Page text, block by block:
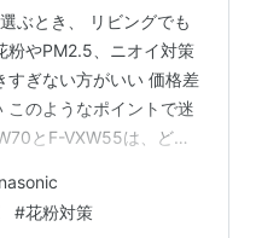
ぶとき、 リビングでも
粉やPM2.5、ニオイ対策
すぎない方がいい 価格差
このようなポイントで迷
とF-VXW55は、どち
ならF-VXW70 寝室や個
るならF-VXW55がおす
#花粉対策